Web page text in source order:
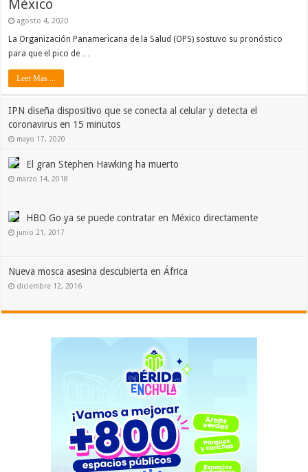
México
agosto 4, 2020
La Organización Panamericana de la Salud (OPS) sostuvo su pronóstico
para que el pico de …
Leer Mas ...
IPN diseña dispositivo que se conecta al celular y detecta el
coronavirus en 15 minutos
mayo 17, 2020
El gran Stephen Hawking ha muerto
marzo 14, 2018
HBO Go ya se puede contratar en México directamente
junio 21, 2017
Nueva mosca asesina descubierta en África
diciembre 12, 2016